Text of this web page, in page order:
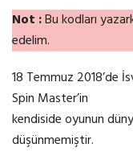
Not :Bu kodları
edelim.
18 Temmuz 2018’de
Spin Master’in
kendiside oyunun
düşünmemiştir.